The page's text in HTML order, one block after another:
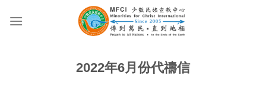
2022年6月份代禱信